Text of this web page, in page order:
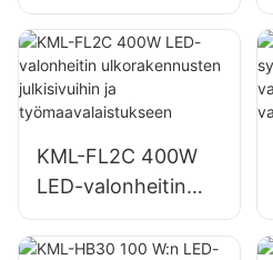
valonheitintoimittaj
a, satama- ja
laiturivalaistus
KML-FL2C 400W
LED-valonheitin
ulkorakennusten
julkisivuihin ja